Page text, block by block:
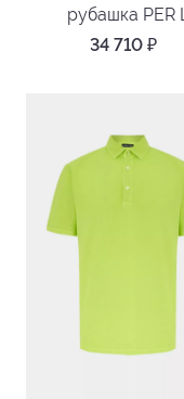
рубашка PER L
34 710 ₽